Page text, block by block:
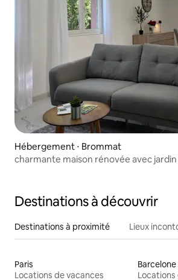
Hébergement ⋅ Brommat
charmante maison rénovée avec jardin
Destinations à découvrir
Destinations à proximité Lieux
Paris
Locations de vacances
Barcelone
Locations